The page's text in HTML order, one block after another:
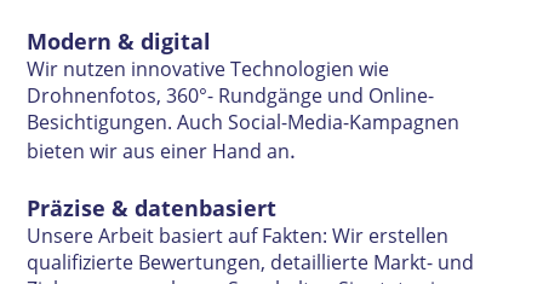
Modern & digital
Wir nutzen innovative Technologien wie
Drohnenfotos, 360°- Rundgänge und Online-
Besichtigungen. Auch Social-Media-Kampagnen
bieten wir aus einer Hand an.
Präzise & datenbasiert
Unsere Arbeit basiert auf Fakten: Wir erstellen
qualifizierte Bewertungen, detaillierte Markt- und